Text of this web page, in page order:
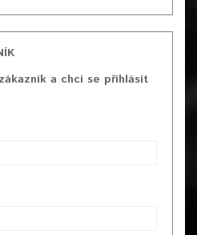
a chci se přihlásit